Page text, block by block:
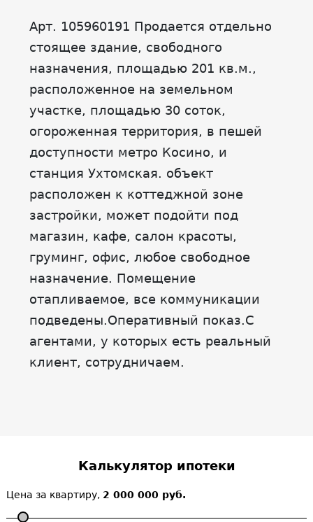
Арт. 105960191 Продается отдельно
стоящее здание, свободного
назначения, площадью 201 кв.м.,
расположенное на земельном
участке, площадью 30 соток,
огороженная территория, в пешей
доступности метро Косино, и
станция Ухтомская. объект
расположен к коттеджной зоне
застройки, может подойти под
магазин, кафе, салон красоты,
груминг, офис, любое свободное
назначение. Помещение
отапливаемое, все коммуникации
подведены.Оперативный показ.С
агентами, у которых есть реальный
клиент, сотрудничаем.
Калькулятор ипотеки
Цена за квартиру, 2 000 000 руб.